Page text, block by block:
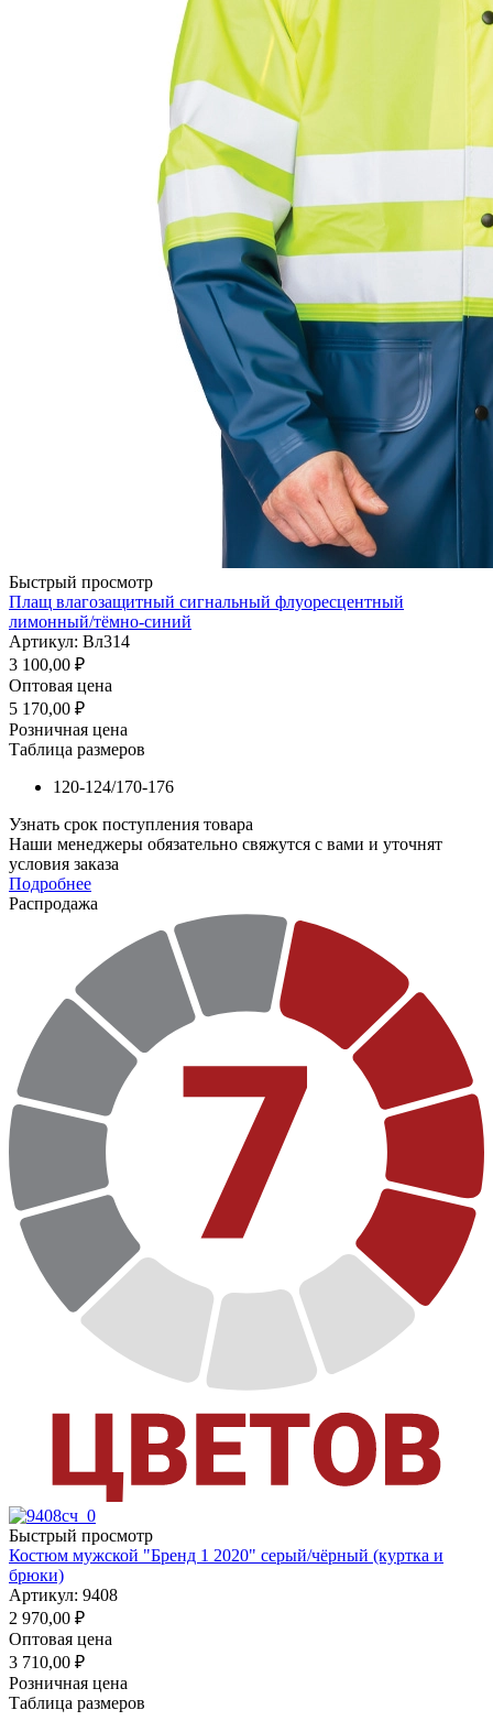
Быстрый просмотр
Плащ влагозащитный сигнальный флуоресцентный
лимонный/тёмно-синий
Артикул: Вл314
3 100,00 ₽
Оптовая цена
5 170,00 ₽
Розничная цена
Таблица размеров
120-124/170-176
Узнать срок поступления товара
Наши менеджеры обязательно свяжутся с вами и уточнят
условия заказа
Подробнее
Распродажа
Быстрый просмотр
Костюм мужской "Бренд 1 2020" серый/чёрный (куртка и
брюки)
Артикул: 9408
2 970,00 ₽
Оптовая цена
3 710,00 ₽
Розничная цена
Таблица размеров